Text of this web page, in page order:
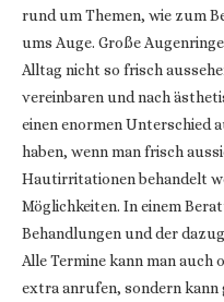
rund um Themen, wie zum
ums Auge. Große
Alltag nicht so frisch
vereinbaren und nach
einen enormen Unterschied
haben, wenn man frisch
Hautirritationen behandelt
Möglichkeiten. In einem
Behandlungen und der
Alle Termine kann man
extra anrufen, sondern kann